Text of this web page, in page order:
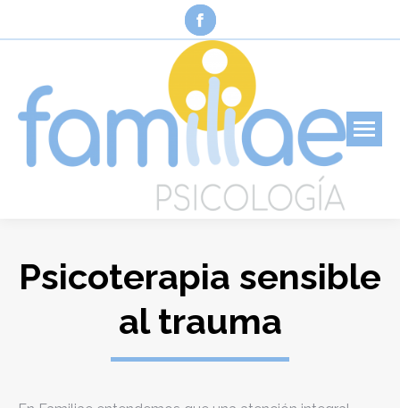
Facebook
page
opens
in
new
Psicoterapia sensible
al trauma